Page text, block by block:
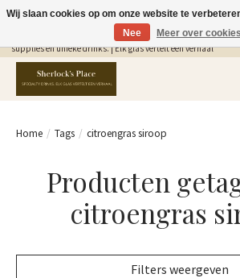
Gratis Verzending in NL vanaf €75,- | Sherlocks Place: dé plek
supplies en unieke drinks. | Elk glas vertelt een verhaal
Home / Tags / citroengras siroop
Producten
citroengras
Filters weergeven
Wij slaan cookies op om onze website te
Nee
Meer over